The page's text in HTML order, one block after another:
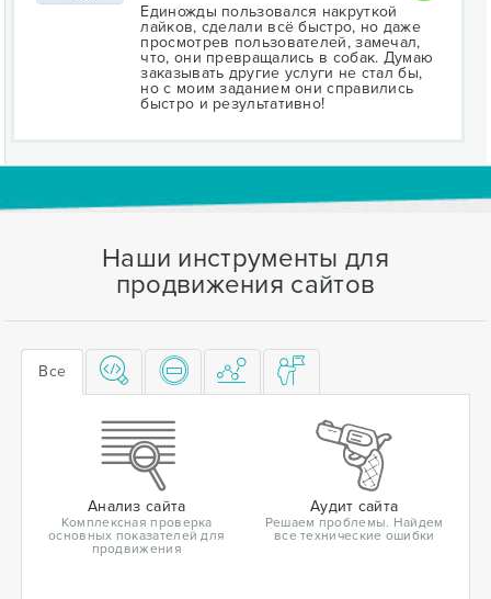
Единожды пользовался накруткой
лайков, сделали всё быстро, но даже
просмотрев пользователей, замечал,
что, они превращались в собак. Думаю
заказывать другие услуги не стал бы,
но с моим заданием они справились
быстро и результативно!
Наши инструменты для
продвижения сайтов
Все
Анализ сайта
Комплексная проверка
основных показателей для
продвижения
Аудит сайта
Решаем проблемы. Найдем
все технические ошибки